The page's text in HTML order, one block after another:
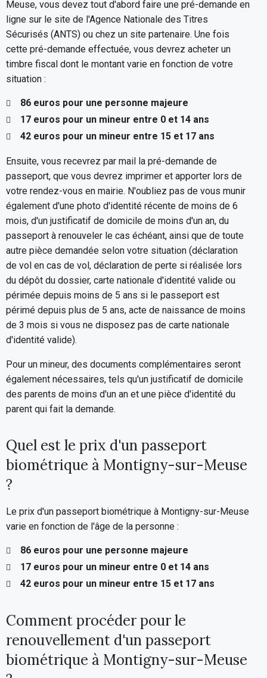
Meuse, vous devez tout d'abord faire une pré-demande en
ligne sur le site de l'Agence Nationale des Titres
Sécurisés (ANTS) ou chez un site partenaire. Une fois
cette pré-demande effectuée, vous devrez acheter un
timbre fiscal dont le montant varie en fonction de votre
situation :
86 euros pour une personne majeure
17 euros pour un mineur entre 0 et 14 ans
42 euros pour un mineur entre 15 et 17 ans
Ensuite, vous recevrez par mail la pré-demande de
passeport, que vous devrez imprimer et apporter lors de
votre rendez-vous en mairie. N'oubliez pas de vous munir
également d'une photo d'identité récente de moins de 6
mois, d'un justificatif de domicile de moins d'un an, du
passeport à renouveler le cas échéant, ainsi que de toute
autre pièce demandée selon votre situation (déclaration
de vol en cas de vol, déclaration de perte si réalisée lors
du dépôt du dossier, carte nationale d'identité valide ou
périmée depuis moins de 5 ans si le passeport est
périmé depuis plus de 5 ans, acte de naissance de moins
de 3 mois si vous ne disposez pas de carte nationale
d'identité valide).
Pour un mineur, des documents complémentaires seront
également nécessaires, tels qu'un justificatif de domicile
des parents de moins d'un an et une pièce d'identité du
parent qui fait la demande.
Quel est le prix d'un passeport
biométrique à Montigny-sur-Meuse
?
Le prix d'un passeport biométrique à Montigny-sur-Meuse
varie en fonction de l'âge de la personne :
86 euros pour une personne majeure
17 euros pour un mineur entre 0 et 14 ans
42 euros pour un mineur entre 15 et 17 ans
Comment procéder pour le
renouvellement d'un passeport
biométrique à Montigny-sur-Meuse